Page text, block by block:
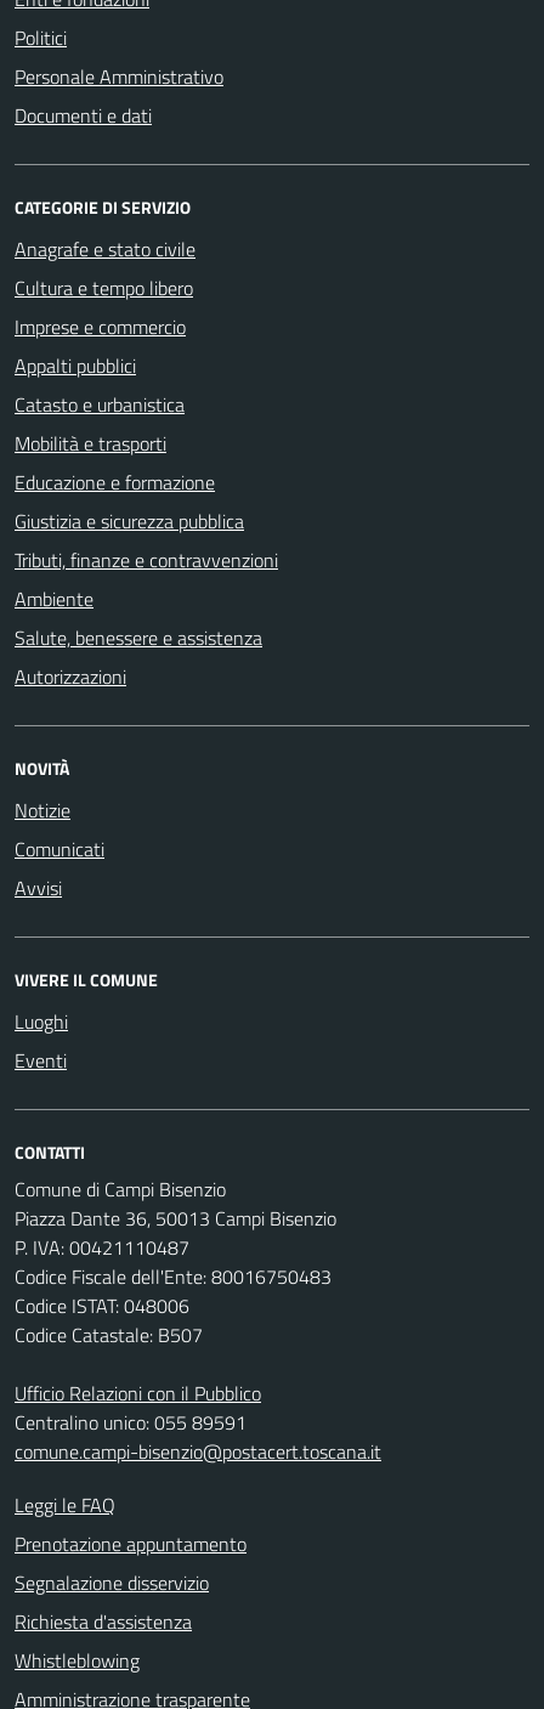
Politici
Personale Amministrativo
Documenti e dati
CATEGORIE DI SERVIZIO
Anagrafe e stato civile
Cultura e tempo libero
Imprese e commercio
Appalti pubblici
Catasto e urbanistica
Mobilità e trasporti
Educazione e formazione
Giustizia e sicurezza pubblica
Tributi, finanze e contravvenzioni
Ambiente
Salute, benessere e assistenza
Autorizzazioni
NOVITÀ
Notizie
Comunicati
Avvisi
VIVERE IL COMUNE
Luoghi
Eventi
CONTATTI
Comune di Campi Bisenzio
Piazza Dante 36, 50013 Campi Bisenzio
P. IVA: 00421110487
Codice Fiscale dell'Ente: 80016750483
Codice ISTAT: 048006
Codice Catastale: B507
Ufficio Relazioni con il Pubblico
Centralino unico: 055 89591
comune.campi-bisenzio@postacert.toscana.it
Leggi le FAQ
Prenotazione appuntamento
Segnalazione disservizio
Richiesta d'assistenza
Whistleblowing
Amministrazione trasparente